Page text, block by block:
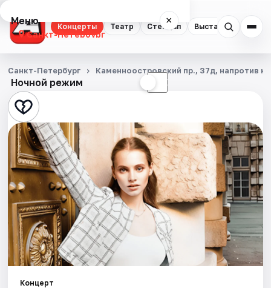
Концерты Театр Стендап Выставки
Меню ×
Санкт-Петербург
Концерты
Театр
Стендап
Выставки
Квесты
Экскурсии
Спорт
События
Ночной режим ☾
Санкт-Петербург Каменноостровский пр., 37д, напротив
Концерт